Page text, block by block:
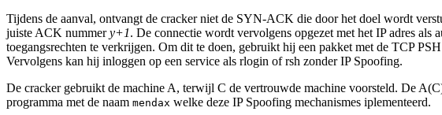
Tijdens de aanval, ontvangt de cracker niet de SYN-ACK die door het doel wordt
juiste ACK nummery+1. De connectie wordt vervolgens opgezet met het IP adres als
toegangsrechten te verkrijgen. Om dit te doen, gebruikt hij een pakket met de TCP
Vervolgens kan hij inloggen op een service als rlogin of rsh zonder IP Spoofing.
De cracker gebruikt de machine A, terwijl C de vertrouwde machine voorsteld. De
programma met de naam mendax welke deze IP Spoofing mechanismes iplementeerd.